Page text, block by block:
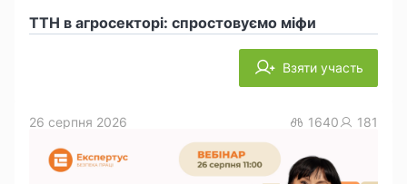
ТТН в агросекторі: спростовуємо міфи
Взяти участь
26 серпня 2026 1640 181